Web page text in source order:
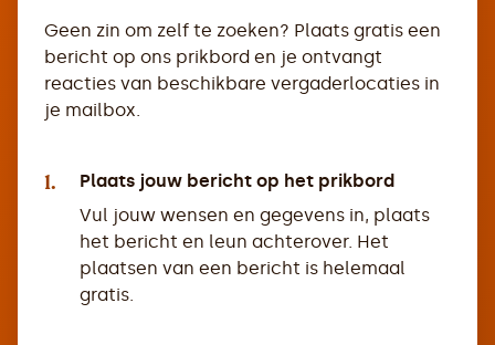
Geen zin om zelf te zoeken? Plaats gratis een
bericht op ons prikbord en je ontvangt
reacties van beschikbare vergaderlocaties in
je mailbox.
1.
Plaats jouw bericht op het prikbord
Vul jouw wensen en gegevens in, plaats
het bericht en leun achterover. Het
plaatsen van een bericht is helemaal
gratis.